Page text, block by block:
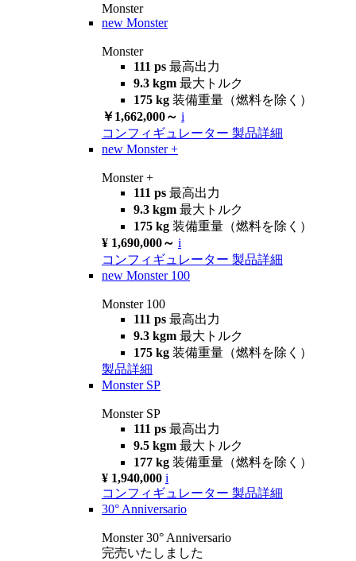
Monster
new Monster
Monster
111 ps 最高出力
9.3 kgm 最大トルク
175 kg 装備重量（燃料を除く）
￥1,662,000～ i
コンフィギュレーター 製品詳細
new Monster +
Monster +
111 ps 最高出力
9.3 kgm 最大トルク
175 kg 装備重量（燃料を除く）
¥ 1,690,000～ i
コンフィギュレーター 製品詳細
new Monster 100
Monster 100
111 ps 最高出力
9.3 kgm 最大トルク
175 kg 装備重量（燃料を除く）
製品詳細
Monster SP
Monster SP
111 ps 最高出力
9.5 kgm 最大トルク
177 kg 装備重量（燃料を除く）
¥ 1,940,000 i
コンフィギュレーター 製品詳細
30° Anniversario
Monster 30° Anniversario
完売いたしました